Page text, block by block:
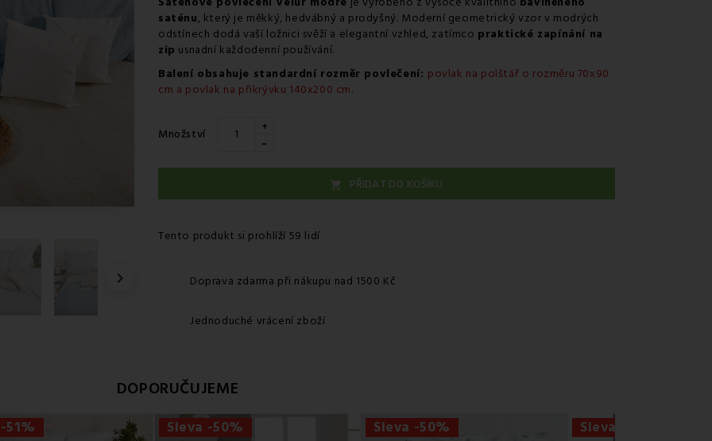

saténu, který je měkký, hedvábný a prodyšný. Moderní geometrický vzor v modrých
odstínech dodá vaší ložnici svěží a elegantní vzhled, zatímco praktické zapínání na
zip usnadní každodenní používání.
Balení obsahuje standardní rozměr povlečení: povlak na polštář o rozměru 70x90
cm a povlak na přikrývku 140x200 cm.
Množství +
-
 PŘIDAT DO KOŠÍKU
Tento produkt si prohlíží 59 lidí
Doprava zdarma při nákupu nad 1500 Kč
Jednoduché vrácení zboží
DOPORUČUJEME
51% Sleva -50% Sleva -50% Sleva -50%